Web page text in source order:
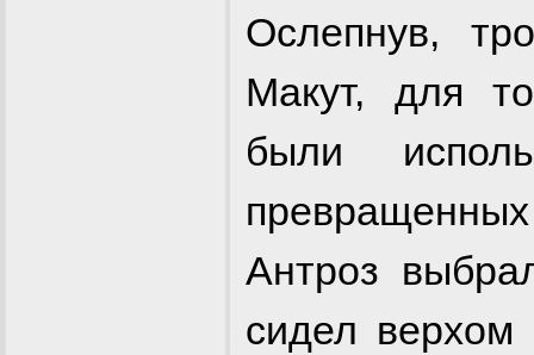
Ослепнув,
Макут, для
были
Антроз
сидел верхом